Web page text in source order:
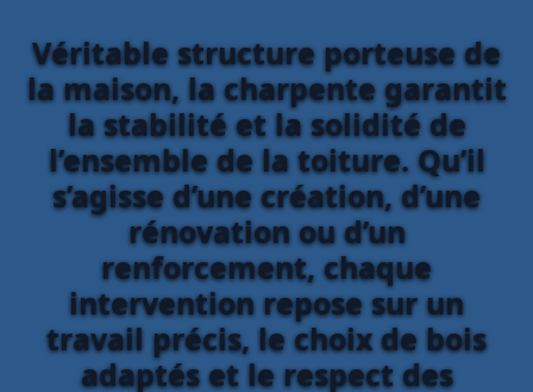
Véritable structure porteuse de
la maison, la charpente garantit
la stabilité et la solidité de
l’ensemble de la toiture. Qu’il
s’agisse d’une création, d’une
rénovation ou d’un
renforcement, chaque
intervention repose sur un
travail précis, le choix de bois
adaptés et le respect des